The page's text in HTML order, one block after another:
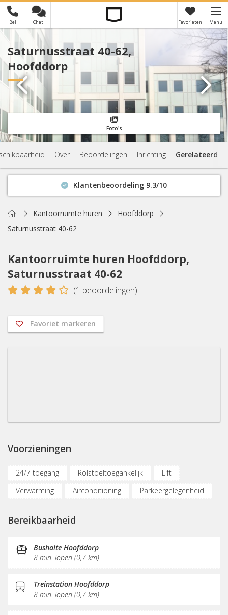
Bel Chat Favorieten Menu
Je hebt nog geen favorieten ×
Saturnusstraat 40-62,
Hoofddorp
Foto's
Over Beoordelingen Inrichting Gerelateerd
Klantenbeoordeling 9.3/10
Actuele beschikbaarheid
HomeKantoorruimte huren
Hoofddorp
Saturnusstraat 40-62
Kantoorruimte huren Hoofddorp,
Saturnusstraat 40-62
4 (1 beoordelingen)
Favoriet markeren
Voorzieningen
24/7 toegang Rolstoeltoegankelijk
Lift
Verwarming
Airconditioning
Parkeergelegenheid
Internetmogelijkheden
KVK-inschrijving
Sociaal hart
Pantry
Receptie
Bereikbaarheid
Bushalte Hoofddorp
8 min. lopen (0,7 km)
Treinstation Hoofddorp
8 min. lopen (0,7 km)